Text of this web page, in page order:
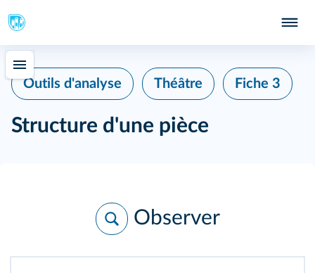
Outils d'analyse Théâtre Fiche 3
Structure d'une pièce
Observer